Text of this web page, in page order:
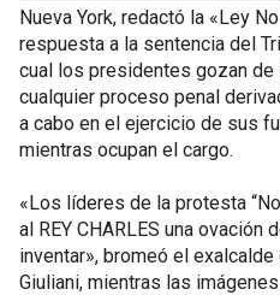
Nueva York, redactó la «Ley
respuesta a la sentencia del
cual los presidentes gozan
cualquier proceso penal
a cabo en el ejercicio de sus
mientras ocupan el cargo.
«Los líderes de la protesta
al REY CHARLES una
inventar», bromeó el exalcalde
Giuliani, mientras las